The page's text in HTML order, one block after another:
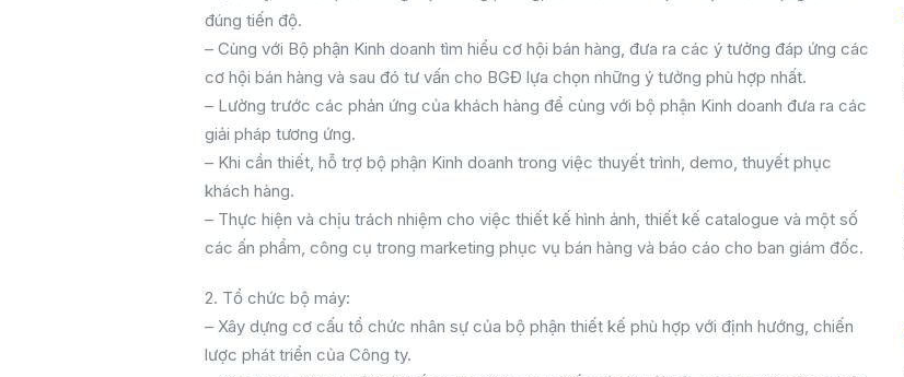
đúng tiến độ.
– Cùng với Bộ phận Kinh doanh tìm hiểu cơ hội bán hàng, đưa ra các ý tưởng đáp ứng các
cơ hội bán hàng và sau đó tư vấn cho BGĐ lựa chọn những ý tưởng phù hợp nhất.
– Lường trước các phản ứng của khách hàng để cùng với bộ phận Kinh doanh đưa ra các
giải pháp tương ứng.
– Khi cần thiết, hỗ trợ bộ phận Kinh doanh trong việc thuyết trình, demo, thuyết phục
khách hàng.
– Thực hiện và chịu trách nhiệm cho việc thiết kế hình ảnh, thiết kế catalogue và một số
các ấn phẩm, công cụ trong marketing phục vụ bán hàng và báo cáo cho ban giám đốc.
2. Tổ chức bộ máy:
– Xây dựng cơ cấu tổ chức nhân sự của bộ phận thiết kế phù hợp với định hướng, chiến
lược phát triển của Công ty.